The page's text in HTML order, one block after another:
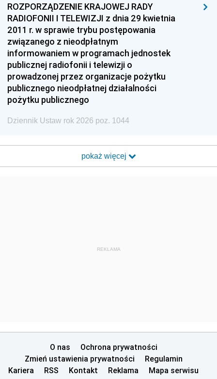
ROZPORZĄDZENIE KRAJOWEJ RADY
RADIOFONII I TELEWIZJI z dnia 29 kwietnia
2011 r. w sprawie trybu postępowania
związanego z nieodpłatnym
informowaniem w programach jednostek
publicznej radiofonii i telewizji o
prowadzonej przez organizacje pożytku
publicznego nieodpłatnej działalności
pożytku publicznego
Dziennik Ustaw rok 2026 poz. 1044
pokaż więcej
REKLAMA
O nas
Ochrona prywatności
Zmień ustawienia prywatności
Regulamin
Kariera
RSS Kontakt Reklama Mapa serwisu